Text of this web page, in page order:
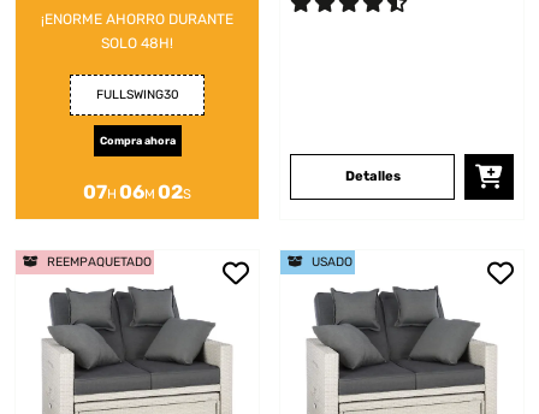
¡ENORME AHORRO DURANTE
SOLO 48H!
FULLSWING30
Compra ahora
07H 06M 02S
Detalles
REEMPAQUETADO USADO